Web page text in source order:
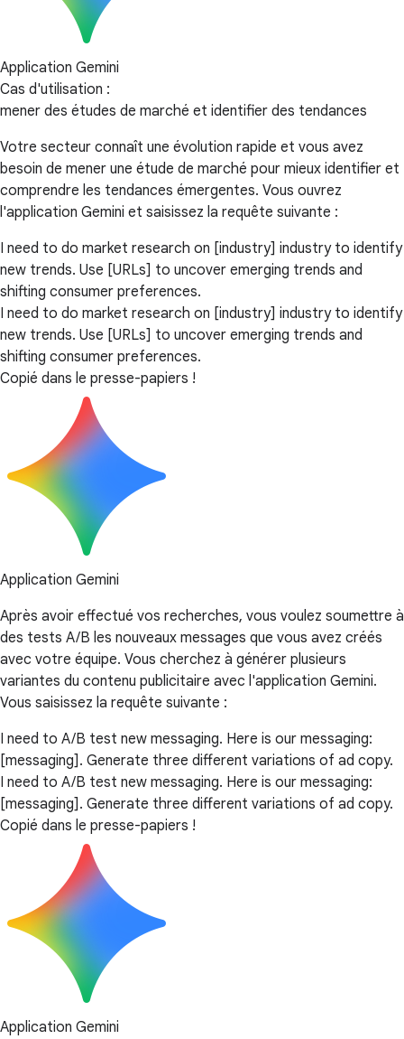
Application Gemini
Cas d'utilisation :
mener des études de marché et identifier des tendances
Votre secteur connaît une évolution rapide et vous avez
besoin de mener une étude de marché pour mieux identifier et
comprendre les tendances émergentes. Vous ouvrez
l'application Gemini et saisissez la requête suivante :
I need to do market research on [industry] industry to identify
new trends. Use [URLs] to uncover emerging trends and
shifting consumer preferences.
I need to do market research on [industry] industry to identify
new trends. Use [URLs] to uncover emerging trends and
shifting consumer preferences.
Copié dans le presse-papiers !
Application Gemini
Après avoir effectué vos recherches, vous voulez soumettre à
des tests A/B les nouveaux messages que vous avez créés
avec votre équipe. Vous cherchez à générer plusieurs
variantes du contenu publicitaire avec l'application Gemini.
Vous saisissez la requête suivante :
I need to A/B test new messaging. Here is our messaging:
[messaging]. Generate three different variations of ad copy.
I need to A/B test new messaging. Here is our messaging:
[messaging]. Generate three different variations of ad copy.
Copié dans le presse-papiers !
Application Gemini